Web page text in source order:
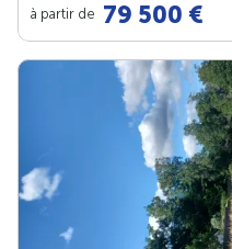
à partir de 79 500 €